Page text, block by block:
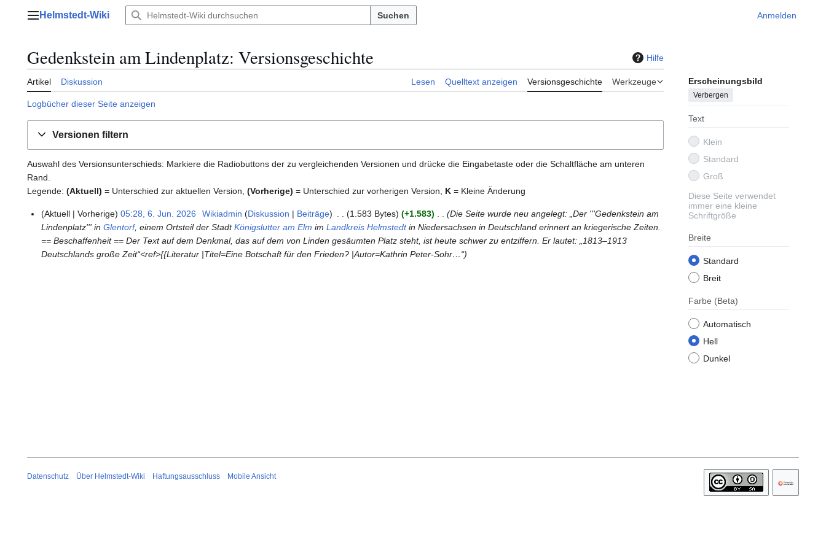
Hauptmenü
Helmstedt-Wiki Suchen Anmelden
Gedenkstein am Lindenplatz: Versionsgeschichte Hilfe
Artikel Diskussion Lesen Quelltext anzeigen Versionsgeschichte Werkzeuge Erscheinungsbild
Verbergen
Text
Klein
Standard
Groß
Diese Seite verwendet
immer eine kleine
Schriftgröße
Breite
Standard
Breit
Farbe (Beta)
Automatisch
Hell
Dunkel
Logbücher dieser Seite anzeigen
Versionen filtern
Auswahl des Versionsunterschieds: Markiere die Radiobuttons der zu vergleichenden Versionen und drücke die Eingabetaste oder die Schaltfläche am unteren
Rand.
Legende: (Aktuell) = Unterschied zur aktuellen Version, (Vorherige) = Unterschied zur vorherigen Version, K = Kleine Änderung
6
Aktuell Vorherige 05:28, 6. Jun. 2026 Wikiadmin Diskussion Beiträge 1.583 Bytes +1.583
Die Seite wurde neu angelegt: „Der '''Gedenkstein am
Lindenplatz''' inGlentorf, einem Ortsteil der StadtKönigslutter am Elm imLandkreis Helmstedtin Niedersachsen in Deutschland erinnert an kriegerische Zeiten.
== Beschaffenheit == Der Text auf dem Denkmal, das auf dem von Linden gesäumten Platz steht, ist heute schwer zu entziffern. Er lautet: „1813–1913
Deutschlands große Zeit“<ref>{{Literatur |Titel=Eine Botschaft für den Frieden? |Autor=Kathrin Peter-Sohr…“
Datenschutz Über Helmstedt-Wiki Haftungsausschluss Mobile Ansicht